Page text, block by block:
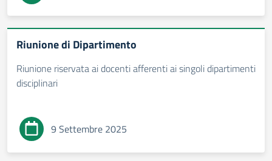
Riunione di Dipartimento
Riunione riservata ai docenti afferenti ai singoli dipartimenti
disciplinari
9 Settembre 2025